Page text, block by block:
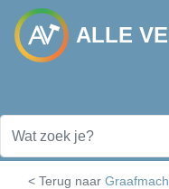
ALLE
< Terug naar